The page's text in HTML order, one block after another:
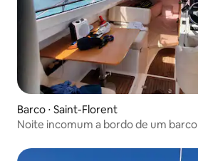
Barco ⋅ Saint-Florent
Noite incomum a bordo de um barco